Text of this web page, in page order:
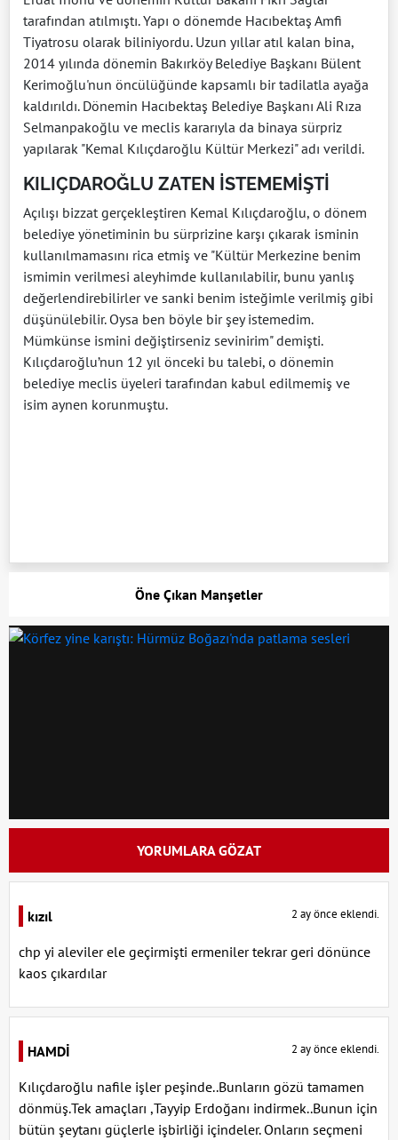
tarafından atılmıştı. Yapı o dönemde Hacıbektaş Amfi
Tiyatrosu olarak biliniyordu. Uzun yıllar atıl kalan bina,
2014 yılında dönemin Bakırköy Belediye Başkanı Bülent
Kerimoğlu'nun öncülüğünde kapsamlı bir tadilatla ayağa
kaldırıldı. Dönemin Hacıbektaş Belediye Başkanı Ali Rıza
Selmanpakoğlu ve meclis kararıyla da binaya sürpriz
yapılarak "Kemal Kılıçdaroğlu Kültür Merkezi" adı verildi.
KILIÇDAROĞLU ZATEN İSTEMEMİŞTİ
Açılışı bizzat gerçekleştiren Kemal Kılıçdaroğlu, o dönem
belediye yönetiminin bu sürprizine karşı çıkarak isminin
kullanılmamasını rica etmiş ve "Kültür Merkezine benim
ismimin verilmesi aleyhimde kullanılabilir, bunu yanlış
değerlendirebilirler ve sanki benim isteğimle verilmiş gibi
düşünülebilir. Oysa ben böyle bir şey istemedim.
Mümkünse ismini değiştirseniz sevinirim" demişti.
Kılıçdaroğlu’nun 12 yıl önceki bu talebi, o dönemin
belediye meclis üyeleri tarafından kabul edilmemiş ve
isim aynen korunmuştu.
Öne Çıkan Manşetler
YORUMLARA GÖZAT
kızıl 2 ay önce eklendi.
chp yi aleviler ele geçirmişti ermeniler tekrar geri dönünce
kaos çıkardılar
HAMDİ 2 ay önce eklendi.
Kılıçdaroğlu nafile işler peşinde..Bunların gözü tamamen
dönmüş.Tek amaçları ,Tayyip Erdoğanı indirmek..Bunun için
bütün şeytanı güçlerle işbirliği içindeler. Onların seçmeni